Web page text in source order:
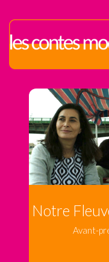
Notre
Avant-